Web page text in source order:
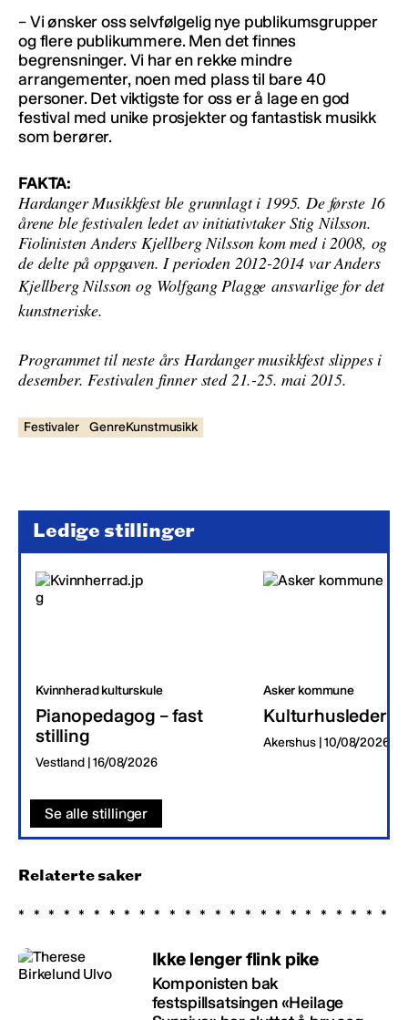
– Vi ønsker oss selvfølgelig nye publikumsgrupper
og flere publikummere. Men det finnes
begrensninger. Vi har en rekke mindre
arrangementer, noen med plass til bare 40
personer. Det viktigste for oss er å lage en god
festival med unike prosjekter og fantastisk musikk
som berører.
FAKTA:
Hardanger Musikkfest ble grunnlagt i 1995. De første 16
årene ble festivalen ledet av initiativtaker Stig Nilsson.
Fiolinisten Anders Kjellberg Nilsson kom med i 2008, og
de delte på oppgaven. I perioden 2012-2014 var Anders
Kjellberg Nilsson og Wolfgang Plaggeansvarlige for det
kunstneriske.
Programmet til neste års Hardanger musikkfest slippes i
desember. Festivalen finner sted 21.-25. mai 2015.
Festivaler GenreKunstmusikk
Ledige stillinger
Kvinnherad kulturskule
Pianopedagog – fast
stilling
Vestland | 16/08/2026
Asker kommune
Kulturhusleder
Akershus | 10/08/2026
Se alle stillinger
Relaterte saker
Ikke lenger flink pike
Komponisten bak
festspillsatsingen «Heilage